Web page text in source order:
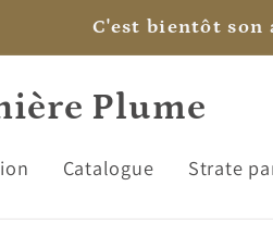
C'est bientôt son
Plume
Catalogue Strate